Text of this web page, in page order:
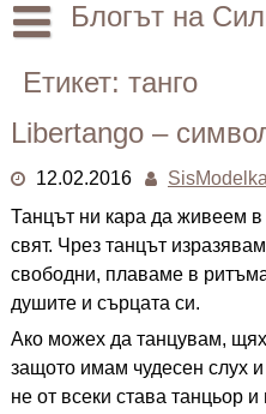
Skip
to
Блогът на
Етикет: танго
Libertango –
12.02.2016
Танцът ни кара да живеем
свят. Чрез танцът
свободни, плаваме в
душите и сърцата си.
Ако можех да танцувам,
защото имам чудесен слух
не от всеки става танцьор